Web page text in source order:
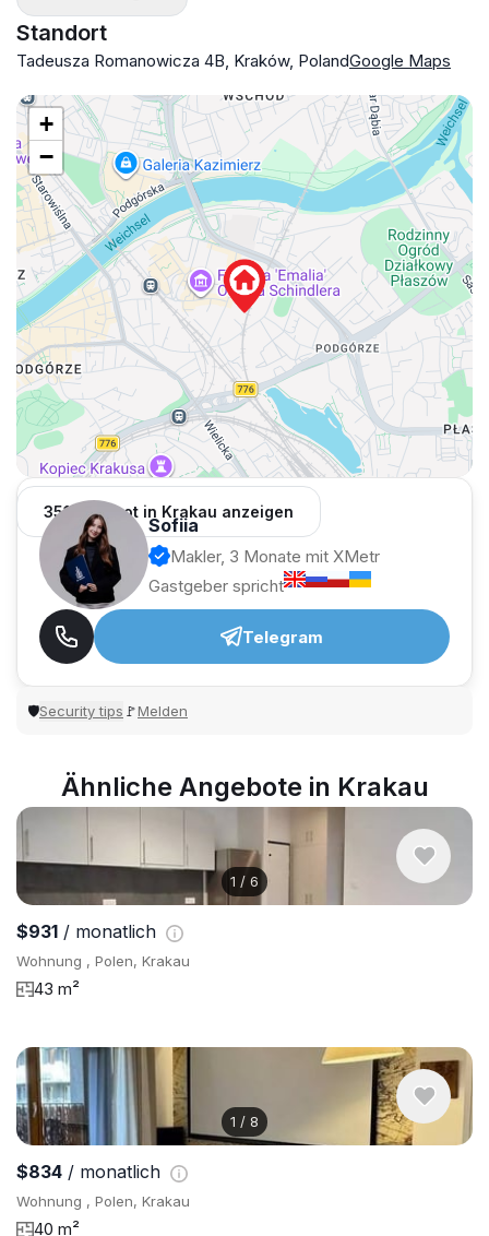
Standort
Tadeusza Romanowicza 4B, Kraków, PolandGoogle Maps
+
−
351 Angebot in Krakau anzeigen
Sofiia
Makler, 3 Monate mit XMetr
Gastgeber spricht
Telegram
🛡Security tips 🚩Melden
Ähnliche Angebote in Krakau
1 / 6
$931 / monatlich
Wohnung , Polen, Krakau
43 m²
1 / 8
$834 / monatlich
Wohnung , Polen, Krakau
40 m²